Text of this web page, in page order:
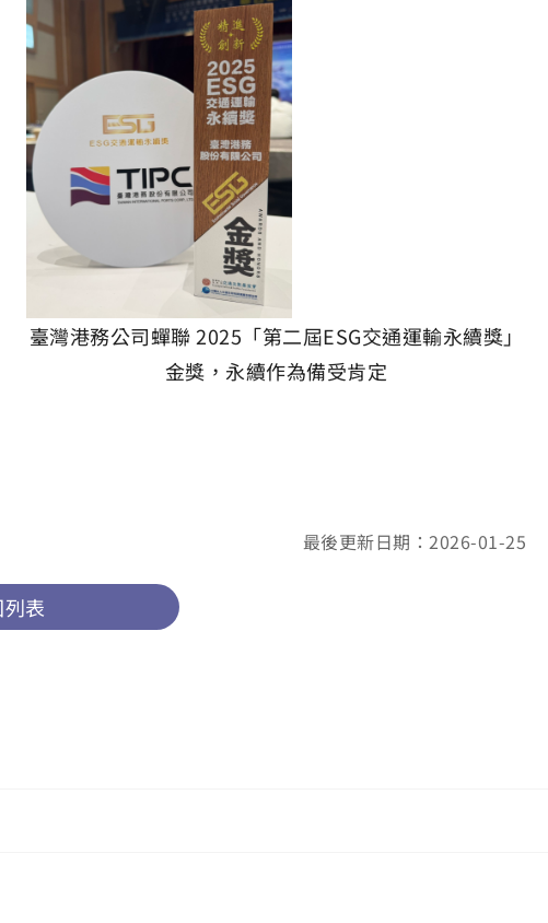
臺灣港務公司蟬聯 2025「第二屆ESG交通運輸永續獎」
金獎，永續作為備受肯定
最後更新日期：2026-01-25
列表